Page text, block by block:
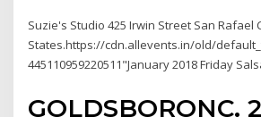
Suzie's Studio 425 Irwin Street San Rafael
States.https://cdn.allevents.in/old/
445110959220511"January 2018 Friday
GOLDSBORONC.